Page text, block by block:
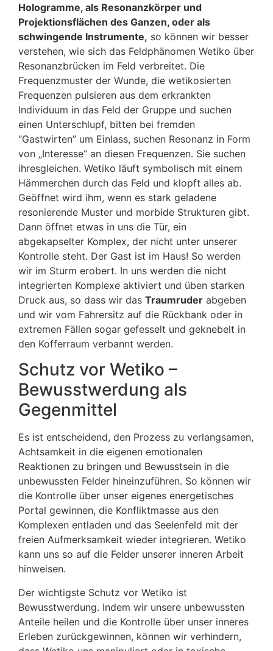
Hologramme, als Resonanzkörper und
Projektionsflächen des Ganzen, oder als
schwingende Instrumente, so können wir besser
verstehen, wie sich das Feldphänomen Wetiko über
Resonanzbrücken im Feld verbreitet. Die
Frequenzmuster der Wunde, die wetikosierten
Frequenzen pulsieren aus dem erkrankten
Individuum in das Feld der Gruppe und suchen
einen Unterschlupf, bitten bei fremden
“Gastwirten” um Einlass, suchen Resonanz in Form
von „Interesse“ an diesen Frequenzen. Sie suchen
ihresgleichen. Wetiko läuft symbolisch mit einem
Hämmerchen durch das Feld und klopft alles ab.
Geöffnet wird ihm, wenn es stark geladene
resonierende Muster und morbide Strukturen gibt.
Dann öffnet etwas in uns die Tür, ein
abgekapselter Komplex, der nicht unter unserer
Kontrolle steht. Der Gast ist im Haus! So werden
wir im Sturm erobert. In uns werden die nicht
integrierten Komplexe aktiviert und üben starken
Druck aus, so dass wir das Traumruder abgeben
und wir vom Fahrersitz auf die Rückbank oder in
extremen Fällen sogar gefesselt und geknebelt in
den Kofferraum verbannt werden.
Schutz vor Wetiko –
Bewusstwerdung als
Gegenmittel
Es ist entscheidend, den Prozess zu verlangsamen,
Achtsamkeit in die eigenen emotionalen
Reaktionen zu bringen und Bewusstsein in die
unbewussten Felder hineinzuführen. So können wir
die Kontrolle über unser eigenes energetisches
Portal gewinnen, die Konfliktmasse aus den
Komplexen entladen und das Seelenfeld mit der
freien Aufmerksamkeit wieder integrieren. Wetiko
kann uns so auf die Felder unserer inneren Arbeit
hinweisen.
Der wichtigste Schutz vor Wetiko ist
Bewusstwerdung. Indem wir unsere unbewussten
Anteile heilen und die Kontrolle über unser inneres
Erleben zurückgewinnen, können wir verhindern,